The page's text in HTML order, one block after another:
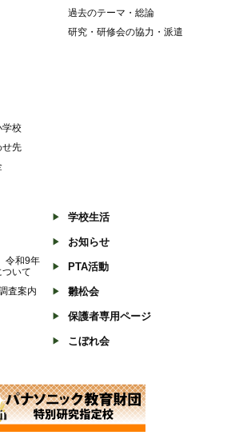
学校
せ先
過去のテーマ・総論
研究・研修会の協力・派遣
令和9年
いて
査案内
学校生活
お知らせ
PTA活動
雛松会
保護者専用ページ
こぼれ会